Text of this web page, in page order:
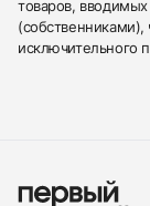
товаров,
(собственниками),
исключительного